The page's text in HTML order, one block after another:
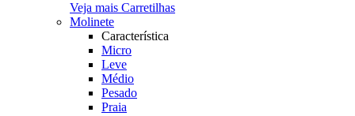
Veja mais Carretilhas
Molinete
Característica
Micro
Leve
Médio
Pesado
Praia